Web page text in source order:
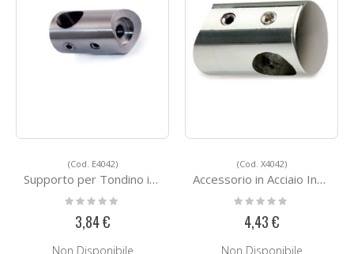
(Cod. E4042)
Supporto per Tondino in Acciaio E4042
Rating:
0%
3,84 €
Non Disponibile
(Cod. X4042)
Accessorio in Acciaio Inox Lucido X4042
Rating:
0%
4,43 €
Non Disponibile